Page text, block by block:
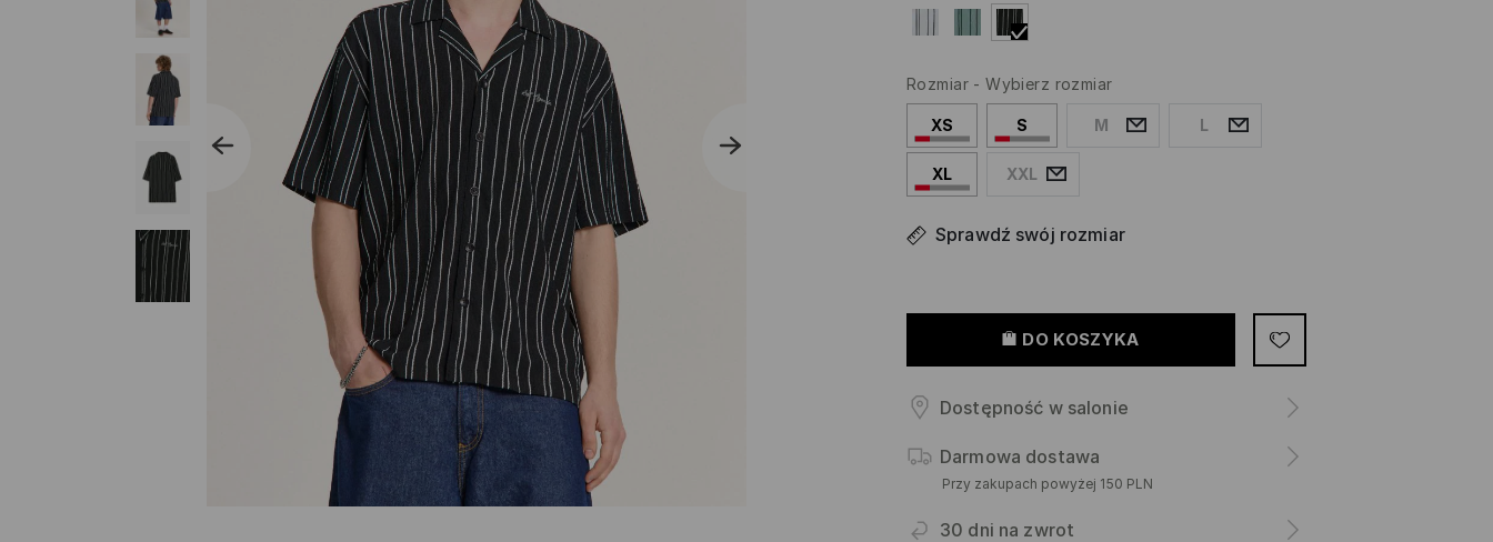
Rozmiar-Wybierz rozmiar
XS S M L
XL XXL
Sprawdź swój rozmiar
DO KOSZYKA
Dostępność w salonie
Darmowa dostawa
Przy zakupach powyżej 150 PLN
30 dni na zwrot